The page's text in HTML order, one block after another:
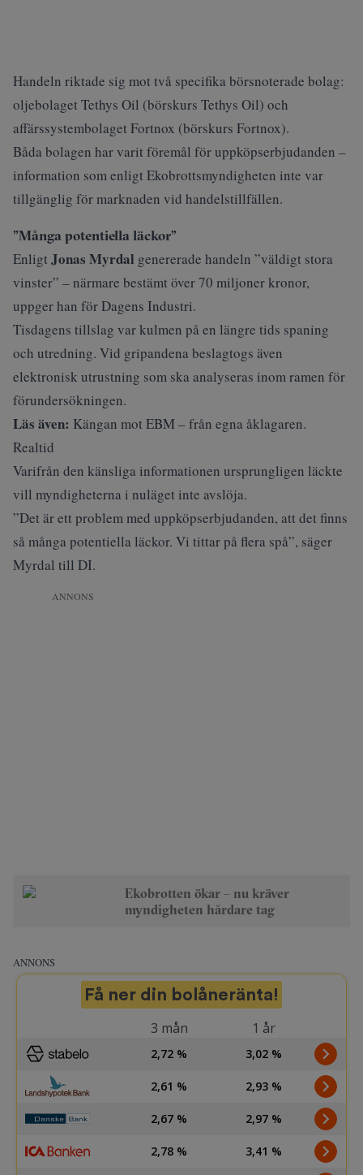
Handeln riktade sig mot två specifika börsnoterade bolag:
oljebolaget Tethys Oil (börskurs Tethys Oil) och
affärssystembolaget Fortnox (börskurs Fortnox).
Båda bolagen har varit föremål för uppköpserbjudanden –
information som enligt Ekobrottsmyndigheten inte var
tillgänglig för marknaden vid handelstillfällen.
”Många potentiella läckor”
Enligt Jonas Myrdal genererade handeln ”väldigt stora
vinster” – närmare bestämt över 70 miljoner kronor,
uppger han för Dagens Industri.
Tisdagens tillslag var kulmen på en längre tids spaning
och utredning. Vid gripandena beslagtogs även
elektronisk utrustning som ska analyseras inom ramen för
förundersökningen.
Läs även: Kängan mot EBM – från egna åklagaren.
Realtid
Varifrån den känsliga informationen ursprungligen läckte
vill myndigheterna i nuläget inte avslöja.
”Det är ett problem med uppköpserbjudanden, att det finns
så många potentiella läckor. Vi tittar på flera spå”, säger
Myrdal till DI.
ANNONS
Ekobrotten ökar – nu kräver
myndigheten hårdare tag
ANNONS